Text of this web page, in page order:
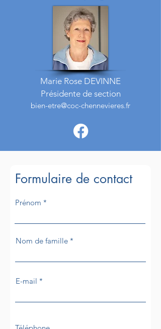
Marie Rose DEVINNE
Présidente de section
bien-etre@coc-chennevieres.fr
Formulaire de contact
Prénom
Nom de famille
E-mail